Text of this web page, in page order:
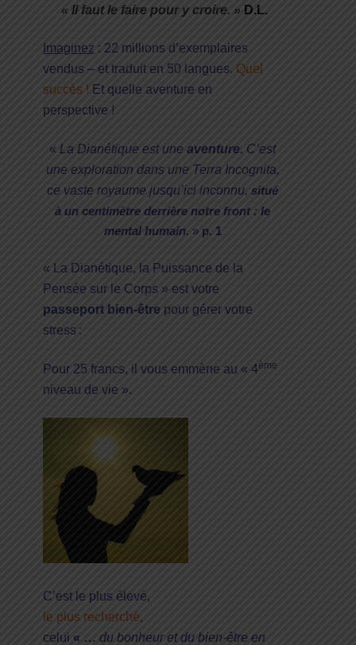
« Il faut le faire pour y croire. » D.L.
Imaginez : 22 millions d’exemplaires
vendus – et traduit en 50 langues. Quel
succès ! Et quelle aventure en
perspective !
« La Dianétique est une aventure. C’est
une exploration dans une Terra Incognita,
ce vaste royaume jusqu’ici inconnu, situé
à un centimètre derrière notre front : le
mental humain. » p. 1
« La Dianétique, la Puissance de la
Pensée sur le Corps » est votre
passeport bien-être pour gérer votre
stress :
Pour 25 francs, il vous emmène au « 4ème
niveau de vie ».
C’est le plus élevé,
le plus recherché,
celui « … du bonheur et du bien-être en